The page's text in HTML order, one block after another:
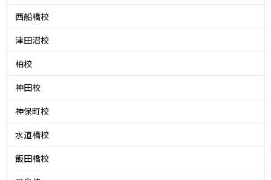
西船橋校
津田沼校
柏校
神田校
神保町校
水道橋校
飯田橋校